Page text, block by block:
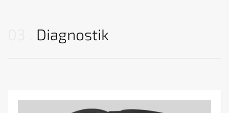
Diagnostik